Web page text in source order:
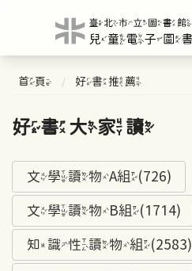
首頁 好書推薦
好書大家讀
文學讀物A組(726)
文學讀物B組(1714)
知識性讀物組(2583)